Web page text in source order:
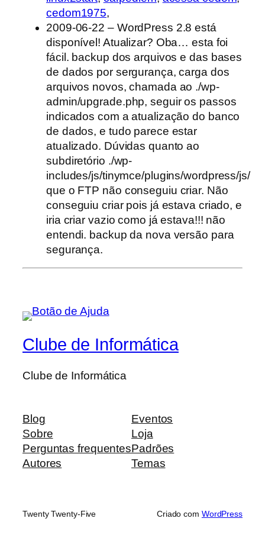
cedom1975,
2009-06-22 – WordPress 2.8 está
disponível! Atualizar? Oba… esta foi
fácil. backup dos arquivos e das bases
de dados por sergurança, carga dos
arquivos novos, chamada ao ./wp-
admin/upgrade.php, seguir os passos
indicados com a atualização do banco
de dados, e tudo parece estar
atualizado. Dúvidas quanto ao
subdiretório ./wp-
includes/js/tinymce/plugins/wordpress/js/
que o FTP não conseguiu criar. Não
conseguiu criar pois já estava criado, e
iria criar vazio como já estava!!! não
entendi. backup da nova versão para
segurança.
Clube de Informática
Clube de Informática
Blog
Sobre
Perguntas frequentes
Autores
Eventos
Loja
Padrões
Temas
Twenty Twenty-Five Criado com WordPress